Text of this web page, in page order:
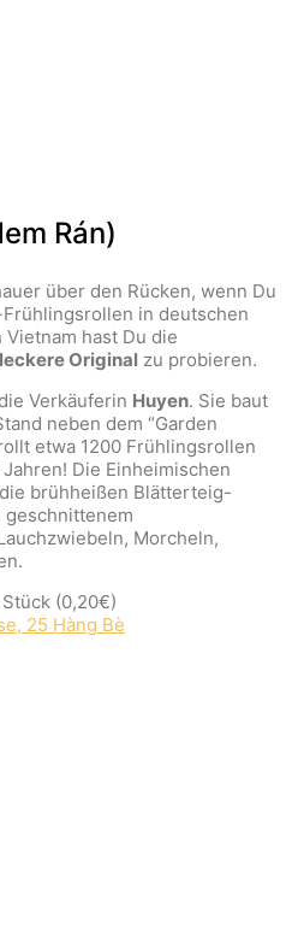
Rán)
über den Rücken, wenn Du
in deutschen
hast Du die
Original zu probieren.
Verkäuferin Huyen. Sie baut
neben dem “Garden
etwa 1200 Frühlingsrollen
Die Einheimischen
brühheißen Blätterteig-
geschnittenem
Morcheln,
(0,20€)
25 Hàng Bè